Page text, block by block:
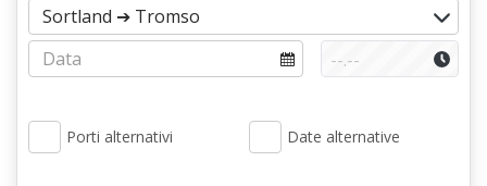
Porti alternativi Date alternative